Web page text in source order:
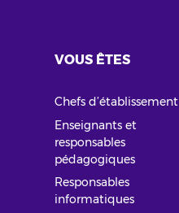
VOUS ÊTES
Chefs d’établissement
Enseignants et
responsables
pédagogiques
Responsables
informatiques